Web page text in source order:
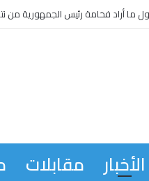
ما أراد فخامة رئيس الجمهورية من
الأخبار مقابلات